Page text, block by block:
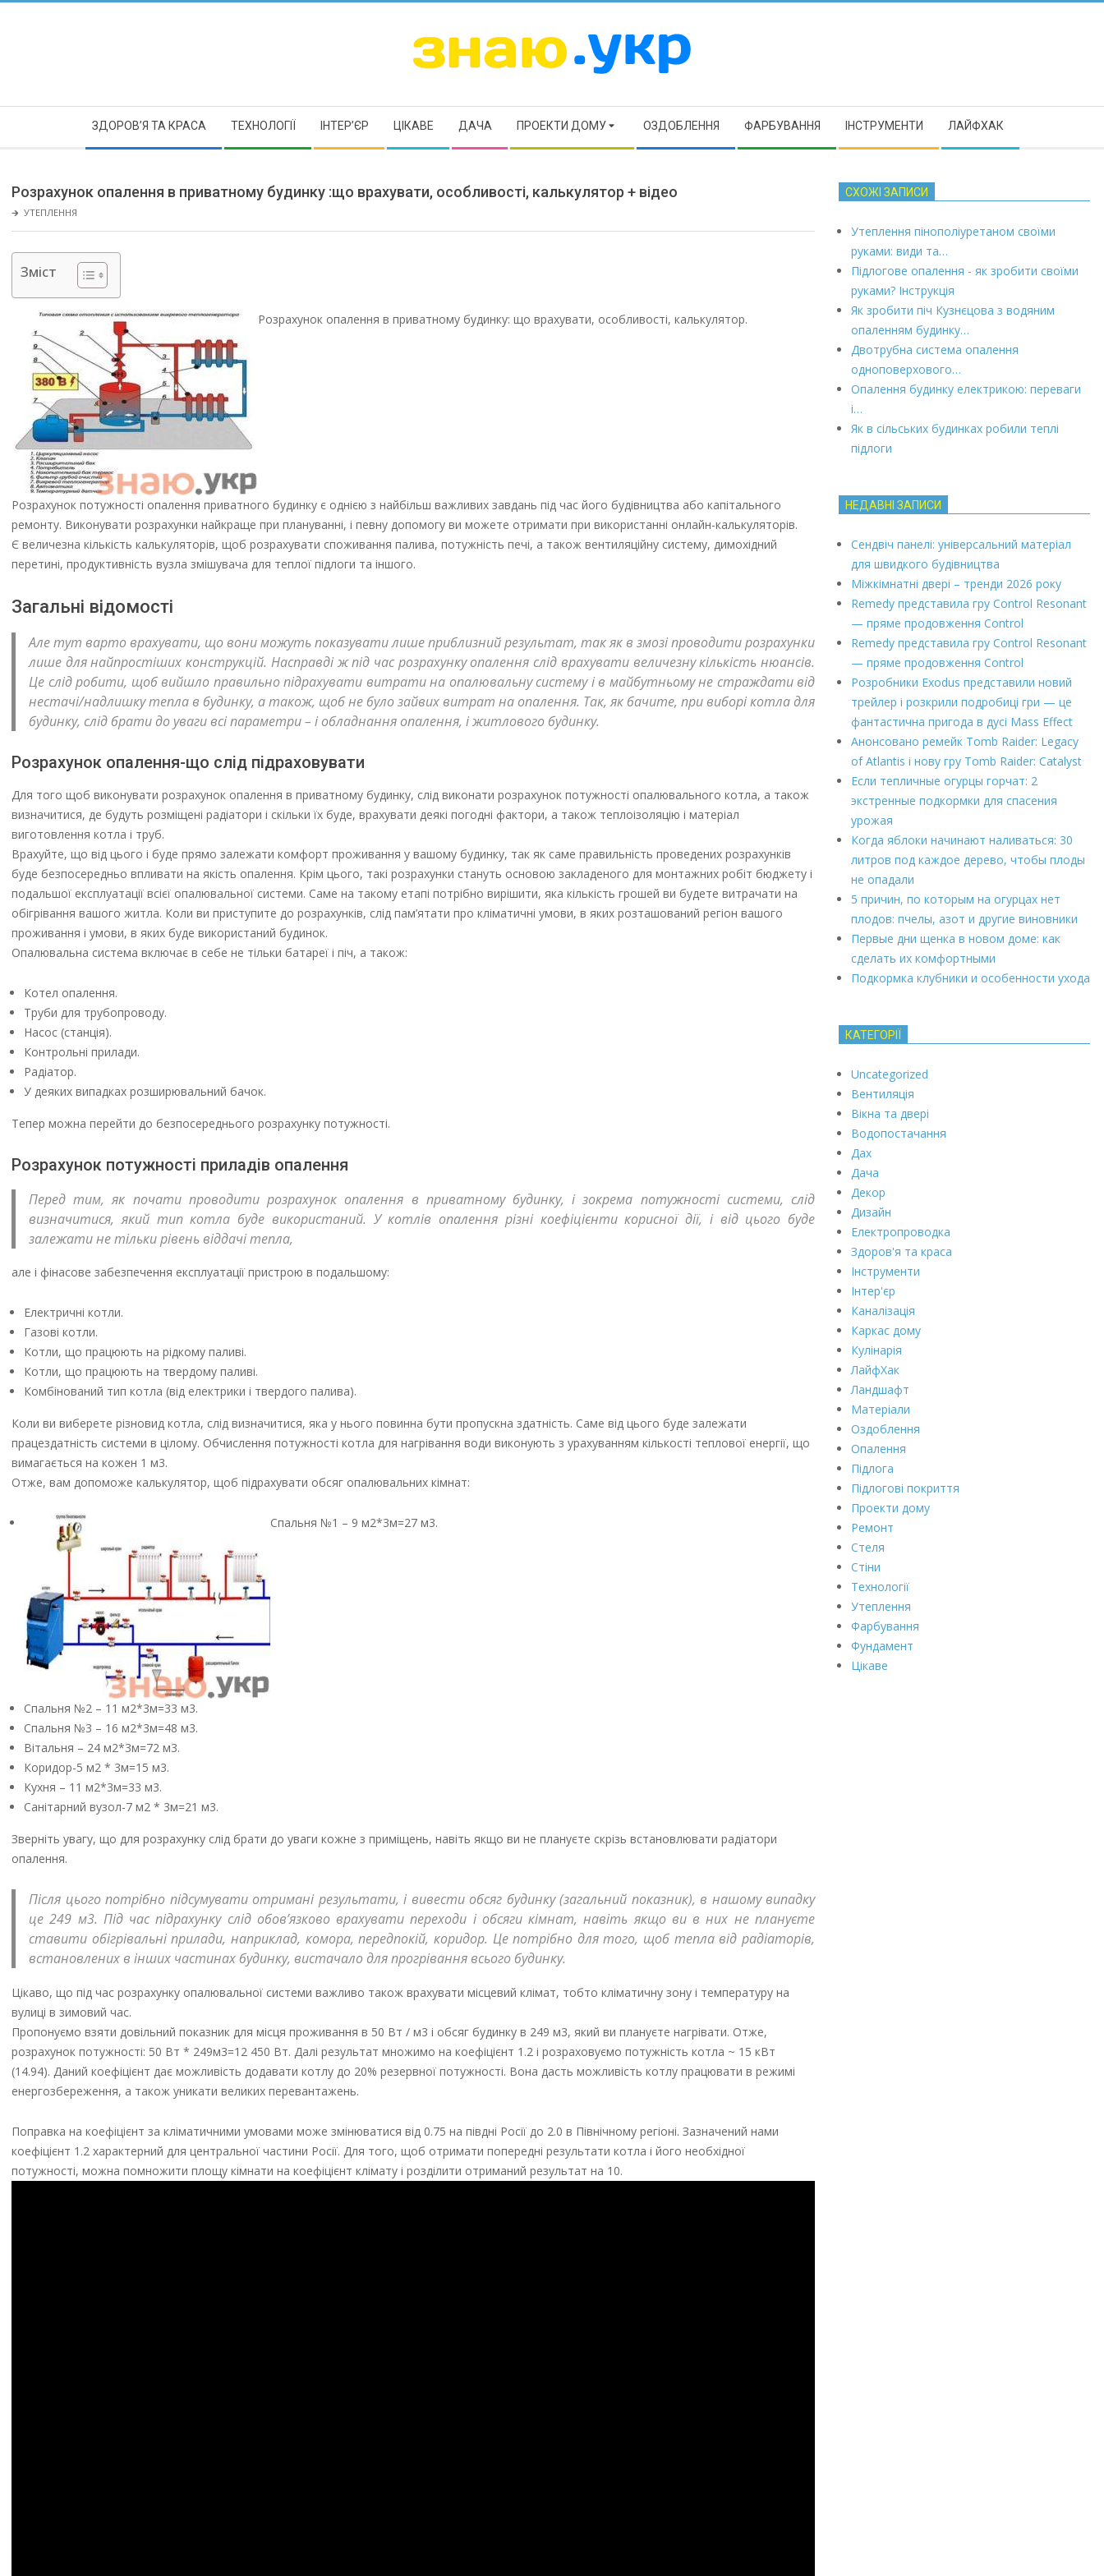
ЗНАЮ
ЗДОРОВ’Я ТА КРАСА ТЕХНОЛОГІЇ ІНТЕР’ЄР ЦІКАВЕ ДАЧА ПРОЕКТИ ДОМУ ОЗДОБЛЕННЯ ФАРБУВАННЯ ІНСТРУМЕНТИ ЛАЙФХАК
Розрахунок опалення в приватному будинку :що врахувати, особливості, калькулятор + відео
🡲 УТЕПЛЕННЯ
Зміст
Розрахунок опалення в приватному будинку: що врахувати, особливості, калькулятор.
Розрахунок потужності опалення приватного будинку є однією з найбільш важливих завдань під час його будівництва або капітального
ремонту. Виконувати розрахунки найкраще при плануванні, і певну допомогу ви можете отримати при використанні онлайн-калькуляторів.
Є величезна кількість калькуляторів, щоб розрахувати споживання палива, потужність печі, а також вентиляційну систему, димохідний
перетині, продуктивність вузла змішувача для теплої підлоги та іншого.
Загальні відомості
Але тут варто врахувати, що вони можуть показувати лише приблизний результат, так як в змозі проводити розрахунки
лише для найпростіших конструкцій. Насправді ж під час розрахунку опалення слід врахувати величезну кількість нюансів.
Це слід робити, щоб вийшло правильно підрахувати витрати на опалювальну систему і в майбутньому не страждати від
нестачі/надлишку тепла в будинку, а також, щоб не було зайвих витрат на опалення. Так, як бачите, при виборі котла для
будинку, слід брати до уваги всі параметри – і обладнання опалення, і житлового будинку.
Розрахунок опалення-що слід підраховувати
Для того щоб виконувати розрахунок опалення в приватному будинку, слід виконати розрахунок потужності опалювального котла, а також
визначитися, де будуть розміщені радіатори і скільки їх буде, врахувати деякі погодні фактори, а також теплоізоляцію і матеріал
виготовлення котла і труб.
Врахуйте, що від цього і буде прямо залежати комфорт проживання у вашому будинку, так як саме правильність проведених розрахунків
буде безпосередньо впливати на якість опалення. Крім цього, такі розрахунки стануть основою закладеного для монтажних робіт бюджету і
подальшої експлуатації всієї опалювальної системи. Саме на такому етапі потрібно вирішити, яка кількість грошей ви будете витрачати на
обігрівання вашого житла. Коли ви приступите до розрахунків, слід пам’ятати про кліматичні умови, в яких розташований регіон вашого
проживання і умови, в яких буде використаний будинок.
Опалювальна система включає в себе не тільки батареї і піч, а також:
Котел опалення.
Труби для трубопроводу.
Насос (станція).
Контрольні прилади.
Радіатор.
У деяких випадках розширювальний бачок.
Тепер можна перейти до безпосереднього розрахунку потужності.
Розрахунок потужності приладів опалення
Перед тим, як почати проводити розрахунок опалення в приватному будинку, і зокрема потужності системи, слід
визначитися, який тип котла буде використаний. У котлів опалення різні коефіцієнти корисної дії, і від цього буде
залежати не тільки рівень віддачі тепла,
але і фінасове забезпечення експлуатації пристрою в подальшому:
Електричні котли.
Газові котли.
Котли, що працюють на рідкому паливі.
Котли, що працюють на твердому паливі.
Комбінований тип котла (від електрики і твердого палива).
Коли ви виберете різновид котла, слід визначитися, яка у нього повинна бути пропускна здатність. Саме від цього буде залежати
працездатність системи в цілому. Обчислення потужності котла для нагрівання води виконують з урахуванням кількості теплової енергії, що
вимагається на кожен 1 м3.
Отже, вам допоможе калькулятор, щоб підрахувати обсяг опалювальних кімнат:
Спальня №1 – 9 м2*3м=27 м3.
Спальня №2 – 11 м2*3м=33 м3.
Спальня №3 – 16 м2*3м=48 м3.
Вітальня – 24 м2*3м=72 м3.
Коридор-5 м2 * 3м=15 м3.
Кухня – 11 м2*3м=33 м3.
Санітарний вузол-7 м2 * 3м=21 м3.
Зверніть увагу, що для розрахунку слід брати до уваги кожне з приміщень, навіть якщо ви не плануєте скрізь встановлювати радіатори
опалення.
Після цього потрібно підсумувати отримані результати, і вивести обсяг будинку (загальний показник), в нашому випадку
це 249 м3. Під час підрахунку слід обов’язково врахувати переходи і обсяги кімнат, навіть якщо ви в них не плануєте
ставити обігрівальні прилади, наприклад, комора, передпокій, коридор. Це потрібно для того, щоб тепла від радіаторів,
встановлених в інших частинах будинку, вистачало для прогрівання всього будинку.
Цікаво, що під час розрахунку опалювальної системи важливо також врахувати місцевий клімат, тобто кліматичну зону і температуру на
вулиці в зимовий час.
Пропонуємо взяти довільний показник для місця проживання в 50 Вт / м3 і обсяг будинку в 249 м3, який ви плануєте нагрівати. Отже,
розрахунок потужності: 50 Вт * 249м3=12 450 Вт. Далі результат множимо на коефіцієнт 1.2 і розраховуємо потужність котла ~ 15 кВт
(14.94). Даний коефіцієнт дає можливість додавати котлу до 20% резервної потужності. Вона дасть можливість котлу працювати в режимі
енергозбереження, а також уникати великих перевантажень.
Поправка на коефіцієнт за кліматичними умовами може змінюватися від 0.75 на півдні Росії до 2.0 в Північному регіоні. Зазначений нами
коефіцієнт 1.2 характерний для центральної частини Росії. Для того, щоб отримати попередні результати котла і його необхідної
потужності, можна помножити площу кімнати на коефіцієнт клімату і розділити отриманий результат на 10.
СХОЖІ ЗАПИСИ
Утеплення пінополіуретаном своїми
руками: види та…
Підлогове опалення - як зробити своїми
руками? Інструкція
Як зробити піч Кузнєцова з водяним
опаленням будинку…
Двотрубна система опалення
одноповерхового…
Опалення будинку електрикою: переваги
і…
Як в сільських будинках робили теплі
підлоги
НЕДАВНІ ЗАПИСИ
Сендвіч панелі: універсальний матеріал
для швидкого будівництва
Міжкімнатні двері – тренди 2026 року
Remedy представила гру Control Resonant
— пряме продовження Control
Remedy представила гру Control Resonant
— пряме продовження Control
Розробники Exodus представили новий
трейлер і розкрили подробиці гри — це
фантастична пригода в дусі Mass Effect
Анонсовано ремейк Tomb Raider: Legacy
of Atlantis і нову гру Tomb Raider: Catalyst
Если тепличные огурцы горчат: 2
экстренные подкормки для спасения
урожая
Когда яблоки начинают наливаться: 30
литров под каждое дерево, чтобы плоды
не опадали
5 причин, по которым на огурцах нет
плодов: пчелы, азот и другие виновники
Первые дни щенка в новом доме: как
сделать их комфортными
Подкормка клубники и особенности ухода
КАТЕГОРІЇ
Uncategorized
Вентиляція
Вікна та двері
Водопостачання
Дах
Дача
Декор
Дизайн
Електропроводка
Здоров'я та краса
Інструменти
Інтер'єр
Каналізація
Каркас дому
Кулінарія
ЛайфХак
Ландшафт
Матеріали
Оздоблення
Опалення
Підлога
Підлогові покриття
Проекти дому
Ремонт
Стеля
Стіни
Технології
Утеплення
Фарбування
Фундамент
Цікаве